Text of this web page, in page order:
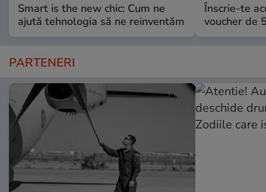
Smart is the new chic: Cum ne
ajută tehnologia să ne reinventăm
Înscrie-te
voucher de
PARTENERI